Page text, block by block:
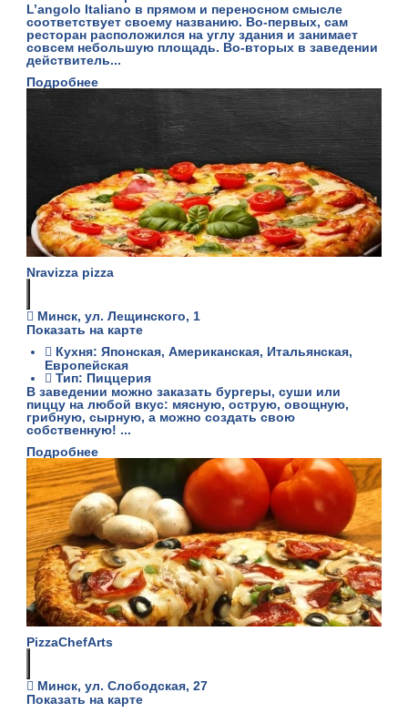
L’angolo Italiano в прямом и переносном смысле
соответствует своему названию. Во-первых, сам
ресторан расположился на углу здания и занимает
совсем небольшую площадь. Во-вторых в заведении
действитель...
Подробнее
Nravizza pizza
Минск, ул. Лещинского, 1
Показать на карте
Кухня: Японская, Американская, Итальянская,
Европейская
Тип: Пиццерия
В заведении можно заказать бургеры, суши или
пиццу на любой вкус: мясную, острую, овощную,
грибную, сырную, а можно создать свою
собственную! ...
Подробнее
PizzaСhefArts
Минск, ул. Слободская, 27
Показать на карте